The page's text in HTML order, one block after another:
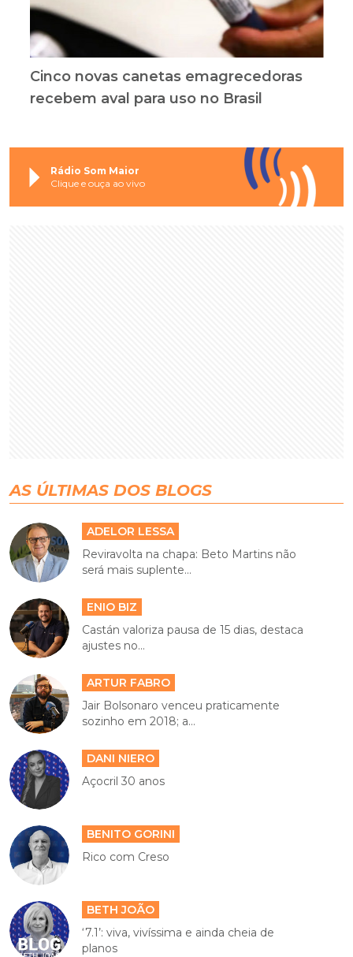
Cinco novas canetas emagrecedoras
recebem aval para uso no Brasil
Rádio Som Maior
Clique e ouça ao vivo
AS ÚLTIMAS DOS BLOGS
ADELOR LESSA
Reviravolta na chapa: Beto Martins não
será mais suplente...
ENIO BIZ
Castán valoriza pausa de 15 dias, destaca
ajustes no...
ARTUR FABRO
Jair Bolsonaro venceu praticamente
sozinho em 2018; a...
DANI NIERO
Açocril 30 anos
BENITO GORINI
Rico com Creso
BETH JOÃO
‘7.1’: viva, vivíssima e ainda cheia de
planos